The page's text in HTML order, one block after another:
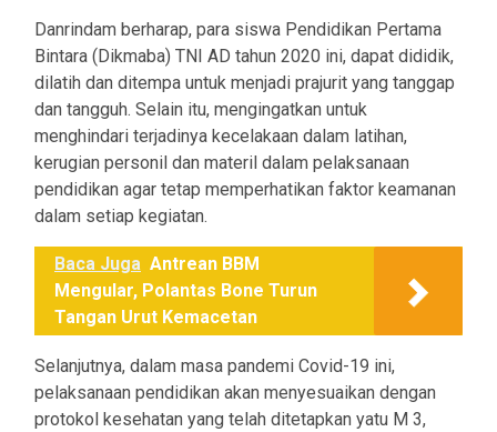
Danrindam berharap, para siswa Pendidikan Pertama
Bintara (Dikmaba) TNI AD tahun 2020 ini, dapat dididik,
dilatih dan ditempa untuk menjadi prajurit yang tanggap
dan tangguh. Selain itu, mengingatkan untuk
menghindari terjadinya kecelakaan dalam latihan,
kerugian personil dan materil dalam pelaksanaan
pendidikan agar tetap memperhatikan faktor keamanan
dalam setiap kegiatan.
Baca Juga Antrean BBM
Mengular, Polantas Bone Turun
Tangan Urut Kemacetan
Selanjutnya, dalam masa pandemi Covid-19 ini,
pelaksanaan pendidikan akan menyesuaikan dengan
protokol kesehatan yang telah ditetapkan yatu M 3,